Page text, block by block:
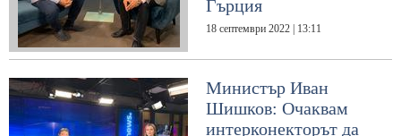
Гърция
18 септември 2022 | 13:11
Министър Иван
Шишков: Очаквам
интерконекторът да